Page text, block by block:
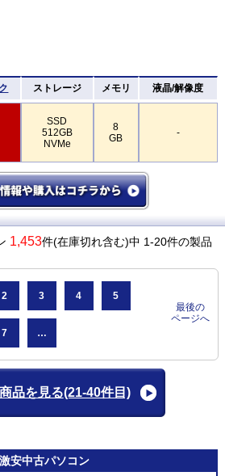
ストレージ メモリ 液晶/解像度
SSD
512GB
NVMe
8
GB
-
1,453件(在庫切れ含む)中 1-20件の製品
2 3 4 5
7 …
最後の
ページへ
品を見る(21-40件目)
激安中古パソコン